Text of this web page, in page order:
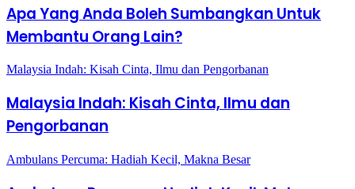
Apa Yang Anda Boleh Sumbangkan Untuk
Membantu Orang Lain?
Malaysia Indah: Kisah Cinta, Ilmu dan Pengorbanan
Malaysia Indah: Kisah Cinta, Ilmu dan
Pengorbanan
Ambulans Percuma: Hadiah Kecil, Makna Besar